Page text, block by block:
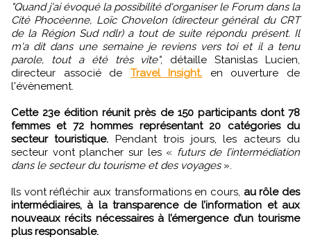
"Quand j'ai évoqué la possibilité d'organiser le Forum dans la
Cité Phocéenne, Loïc Chovelon (directeur général du CRT
de la Région Sud ndlr) a tout de suite répondu présent. Il
m'a dit dans une semaine je reviens vers toi et il a tenu
parole, tout a été très vite", détaille Stanislas Lucien,
directeur associé de Travel Insight. en ouverture de
l'évènement.
Cette 23e édition réunit près de 150 participants dont 78
femmes et 72 hommes représentant 20 catégories du
secteur touristique. Pendant trois jours, les acteurs du
secteur vont plancher sur les « futurs de l’intermédiation
dans le secteur du tourisme et des voyages».
Ils vont réfléchir aux transformations en cours, au rôle des
intermédiaires, à la transparence de l’information et aux
nouveaux récits nécessaires à l’émergence d’un tourisme
plus responsable.